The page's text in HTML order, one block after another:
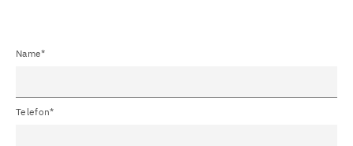
Name*
Telefon*